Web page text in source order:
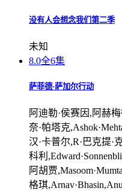
没有人会想念我们第二季
未知
8.0全6集
萨菲德·萨加尔行动
阿迪勒·侯赛因,阿赫
奈·帕塔克
汉·卡普尔,R·巴克提·
科利
阿胡贾
格琪